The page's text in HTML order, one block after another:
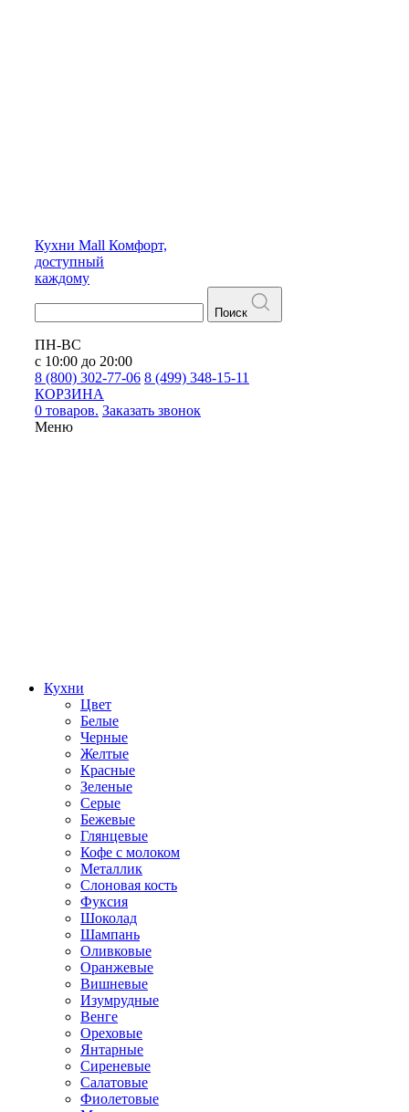
Кухни Mall Комфорт,
доступный
каждому
Поиск
ПН-ВС
с 10:00 до 20:00
8 (800) 302-77-06 8 (499) 348-15-11
КОРЗИНА
0 товаров. Заказать звонок
Меню
Кухни
Цвет
Белые
Черные
Желтые
Красные
Зеленые
Серые
Бежевые
Глянцевые
Кофе с молоком
Металлик
Слоновая кость
Фуксия
Шоколад
Шампань
Оливковые
Оранжевые
Вишневые
Изумрудные
Венге
Ореховые
Янтарные
Сиреневые
Салатовые
Фиолетовые